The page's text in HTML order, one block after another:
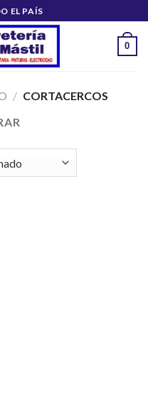
EL PAÍS
0
/ CORTACERCOS